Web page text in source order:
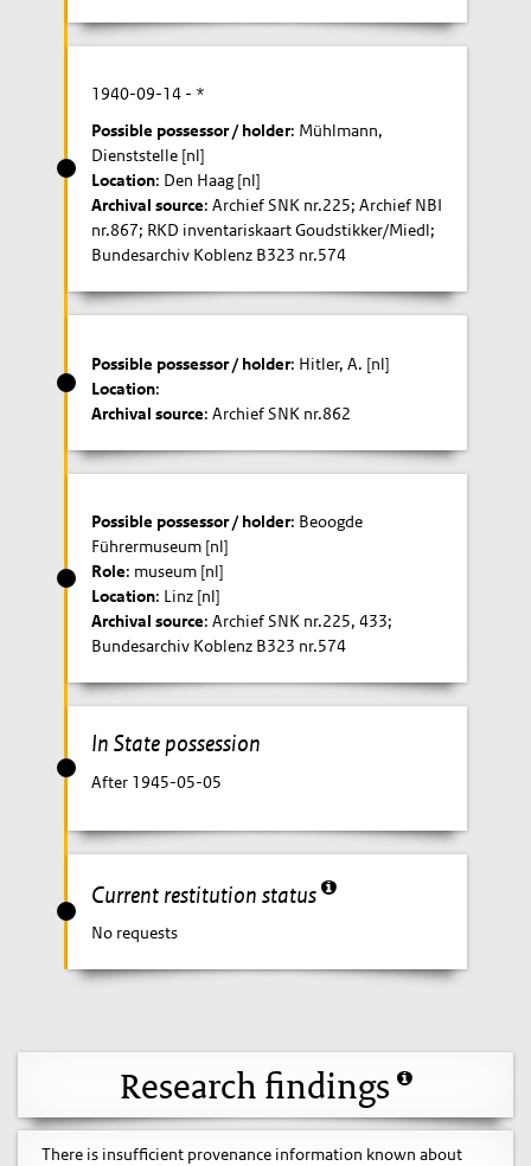
1940-09-14 - *
Possible possessor / holder: Mühlmann,
Dienststelle [nl]
Location: Den Haag [nl]
Archival source: Archief SNK nr.225; Archief NBI
nr.867; RKD inventariskaart Goudstikker/Miedl;
Bundesarchiv Koblenz B323 nr.574
Possible possessor / holder: Hitler, A. [nl]
Location:
Archival source: Archief SNK nr.862
Possible possessor / holder: Beoogde
Führermuseum [nl]
Role: museum [nl]
Location: Linz [nl]
Archival source: Archief SNK nr.225, 433;
Bundesarchiv Koblenz B323 nr.574
In State possession
After 1945-05-05
Current restitution status
No requests
Research findings
There is insufficient provenance information known about